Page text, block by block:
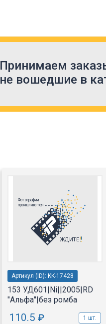
Принимаем
не вошедшие в
Артикул (ID): KK-17428
153 УД601|Ni||2005|RD
"Альфа"|без ромба
110.5 ₽ 1 шт.